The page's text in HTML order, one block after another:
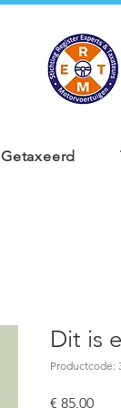
Getaxeerd
Dit is
Productcode:
€ 85,00Prijs